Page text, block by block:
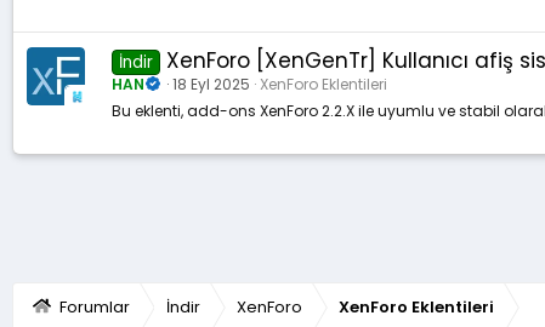
İndir XenForo [XenGenTr] Kullanıcı afiş
HAN 18 Eyl 2025 XenForo Eklentileri
Bu eklenti, add-ons XenForo 2.2.X ile uyumlu ve stabil
Forumlar İndir XenForo XenForo Eklentileri